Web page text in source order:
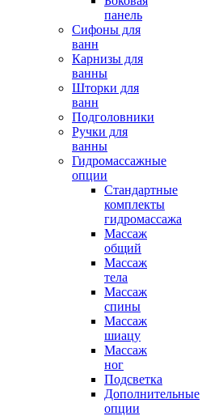
панель
Сифоны для
ванн
Карнизы для
ванны
Шторки для
ванн
Подголовники
Ручки для
ванны
Гидромассажные
опции
Стандартные
комплекты
гидромассажа
Массаж
общий
Массаж
тела
Массаж
спины
Массаж
шиацу
Массаж
ног
Подсветка
Дополнительные
опции